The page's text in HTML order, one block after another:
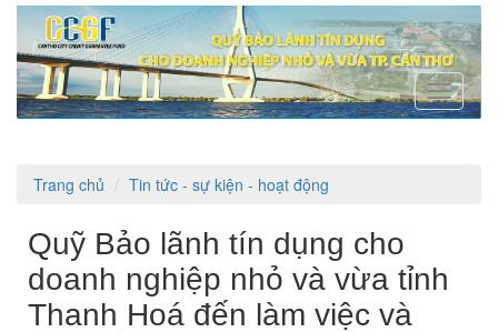
Toggle
Trang chủ Tin tức - sự kiện - hoạt động
Quỹ Bảo lãnh tín dụng cho
doanh nghiệp nhỏ và vừa tỉnh
Thanh Hoá đến làm việc và